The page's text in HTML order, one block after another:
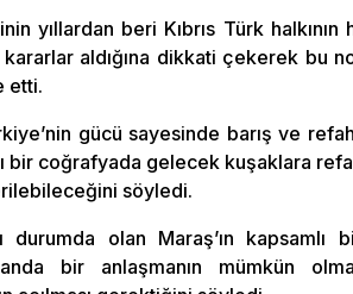
yıllardan beri Kıbrıs Türk halkının
kararlar aldığına dikkati çekerek bu
etti.
gücü sayesinde barış ve
bir coğrafyada gelecek kuşaklara
söyledi.
durumda olan Maraş’ın
bir anlaşmanın mümkün